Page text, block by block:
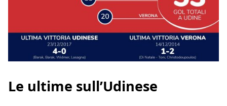
Le ultime sull’Udinese